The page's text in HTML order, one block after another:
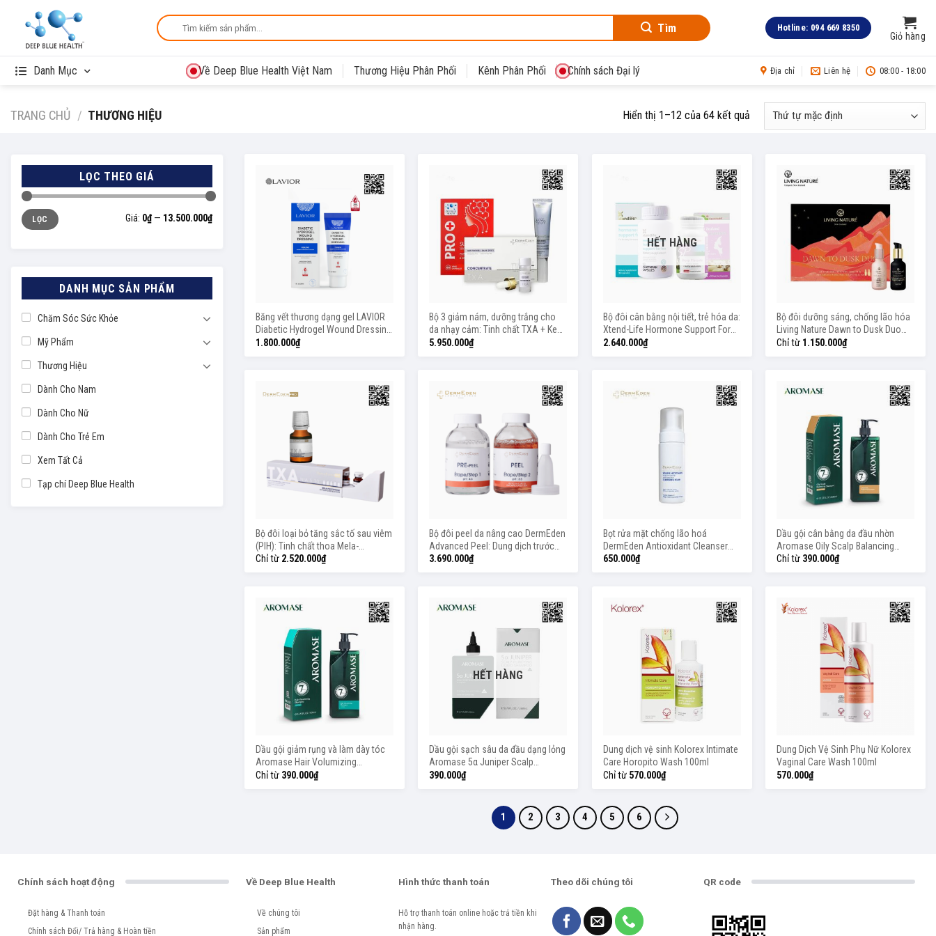
content
Tìm Hotline: 094 669 8350
Giỏ hàng
Danh Mục Về Deep Blue Health Việt Nam Thương Hiệu Phân Phối Kênh Phân Phối Chính sách Đại lý Địa chỉ Liên hệ 08:00 - 18:00
TRANG CHỦ / THƯƠNG HIỆU Hiển thị 1–12 của 64 kết quả
LỌC THEO GIÁ
Giá
thấp
nhất
Giá
cao
nhất
LỌC Giá: 0₫ — 13.500.000₫
DANH MỤC SẢN PHẨM
Chăm Sóc Sức Khỏe
Mỹ Phẩm
Thương Hiệu
Dành Cho Nam
Dành Cho Nữ
Dành Cho Trẻ Em
Xem Tất Cả
Tạp chí Deep Blue Health
Băng vết thương dạng gel LAVIOR
Diabetic Hydrogel Wound Dressing
30ml
1.800.000₫
Bộ 3 giảm nám, dưỡng trắng cho
da nhạy cảm: Tinh chất TXA + Kem
dưỡng Lumixderm + Viên uống Pro
5.950.000₫
HẾT HÀNG
Bộ đôi cân bằng nội tiết, trẻ hóa da:
Xtend-Life Hormone Support For
Her + Nzpurehealth Sheep
2.640.000₫
Bộ đôi dưỡng sáng, chống lão hóa
Living Nature Dawn to Dusk Duo
(30ml x 2)
Chỉ từ 1.150.000₫
Bộ đôi loại bỏ tăng sắc tố sau viêm
(PIH): Tinh chất thoa Mela-
Protocole Hyperpigmentation TXA
Chỉ từ 2.520.000₫
Bộ đôi peel da nâng cao DermEden
Advanced Peel: Dung dịch trước
peel da (Pre-Peel) và Dung dịch
3.690.000₫
Bọt rửa mặt chống lão hoá
DermEden Antioxidant Cleanser
Foam 150ml
650.000₫
Dầu gội cân bằng da đầu nhờn
Aromase Oily Scalp Balancing
Shampoo 90ml/400ml
Chỉ từ 390.000₫
Dầu gội giảm rụng và làm dày tóc
Aromase Hair Volumizing
Shampoo 90ml/400ml
Chỉ từ 390.000₫
HẾT HÀNG
Dầu gội sạch sâu da đầu dạng lỏng
Aromase 5α Juniper Scalp
Purifying Liquid Shampoo 80ml
390.000₫
Dung dịch vệ sinh Kolorex Intimate
Care Horopito Wash 100ml
Chỉ từ 570.000₫
Dung Dịch Vệ Sinh Phụ Nữ Kolorex
Vaginal Care Wash 100ml
570.000₫
1 2 3 4 5 6
Chính sách hoạt động
Đặt hàng & Thanh toán
Chính sách Đổi/ Trả hàng & Hoàn tiền
Về Deep Blue Health
Về chúng tôi
Sản phẩm
Hình thức thanh toán
Hỗ trợ thanh toán online hoặc trả tiền khi
nhận hàng.
Theo dõi chúng tôi QR code